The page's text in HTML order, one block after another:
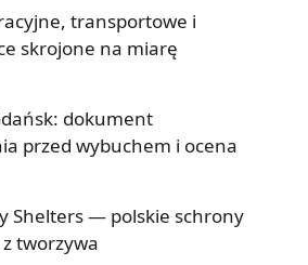
transportowe i
skrojone na miarę
dokument
przed wybuchem i ocena
Shelters — polskie schrony
tworzywa